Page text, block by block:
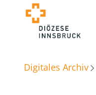
Digitales Archiv